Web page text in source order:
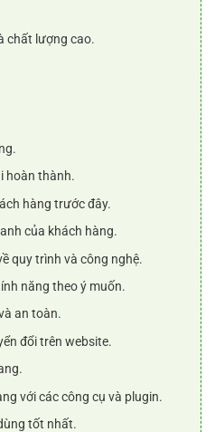
chất lượng cao.
hoàn thành.
hàng trước đây.
của khách hàng.
quy trình và công nghệ.
năng theo ý muốn.
an toàn.
đổi trên website.
với các công cụ và plugin.
tốt nhất.